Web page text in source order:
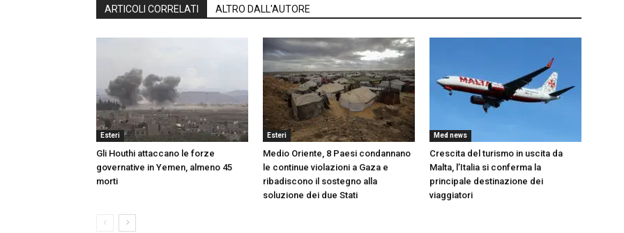
ARTICOLI CORRELATI ALTRO DALL'AUTORE
Esteri
Gli Houthi attaccano le forze
governative in Yemen, almeno 45
morti
Esteri
Medio Oriente, 8 Paesi condannano
le continue violazioni a Gaza e
ribadiscono il sostegno alla
soluzione dei due Stati
Med news
Crescita del turismo in uscita da
Malta, l’Italia si conferma la
principale destinazione dei
viaggiatori